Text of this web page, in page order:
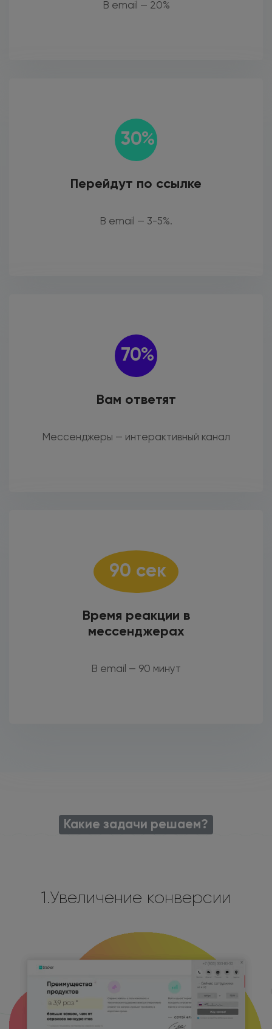
В email — 20%
30%
Перейдут по ссылке
В email — 3-5%.
70%
Вам ответят
Мессенджеры — интерактивный канал
90 сек
Время реакции в
мессенджерах
В email — 90 минут
Какие задачи решаем?
1.Увеличение конверсии